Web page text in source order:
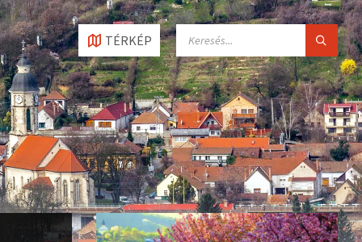
TÉRKÉP
SEARCH: